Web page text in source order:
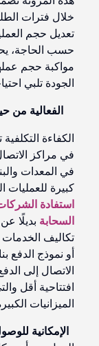
خلال فترات
تعديل حجم
حسب الحاجة،
مواكبة حجم
الجودة تلبي
الفعالية من
الكفاءة
في مراكز
في المعدات
كبيرة
استفادة
السحابة بديلًا
تكاليف
أو نموذج الدفع
الاتصال إلى
افتتاحية أقل
الميزانيات
الإمكانية